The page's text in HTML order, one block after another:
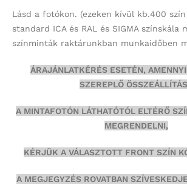
Lásd a fotókon. (ezeken kívül kb.400
standard ICA és RAL és SIGMA színskála
színminták raktárunkban munkaidőben
ÁRAJÁNLATKÉRÉS ESETÉN,
SZEREPLŐ
A MINTAFOTÓN LÁTHATÓTÓL ELTÉRŐ
MEGRENDELNI,
KÉRJÜK A VÁLASZTOTT FRONT SZÍN
A MEGJEGYZÉS ROVATBAN